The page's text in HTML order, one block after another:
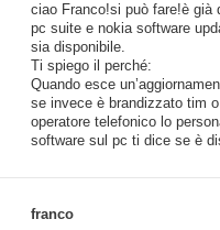
ciao Franco!si può fare!è già
pc suite e nokia software
sia disponibile.
Ti spiego il perché:
Quando esce
se invece è brandizzato tim
operatore telefonico lo
software sul pc ti dice se è
franco